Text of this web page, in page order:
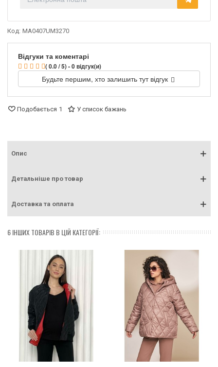
Код: MA0407UM3270
Відгуки та коментарі
( 0.0 / 5) - 0 відгук(и)
Будьте першим, хто залишить тут відгук
Подобається 1 У список бажань
Опис
Детальніше про товар
Доставка та оплата
6 ІНШИХ ТОВАРІВ В ЦІЙ КАТЕГОРІЇ: